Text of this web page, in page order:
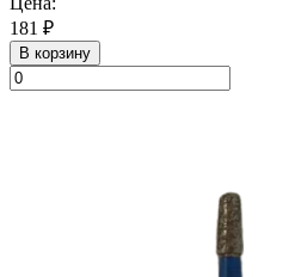
181 ₽
В корзину